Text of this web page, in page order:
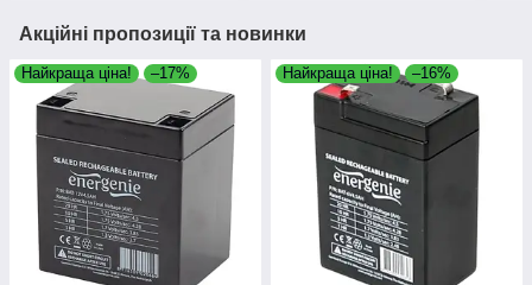
Акційні пропозиції та новинки
Найкраща ціна! –17% Найкраща ціна! –16%